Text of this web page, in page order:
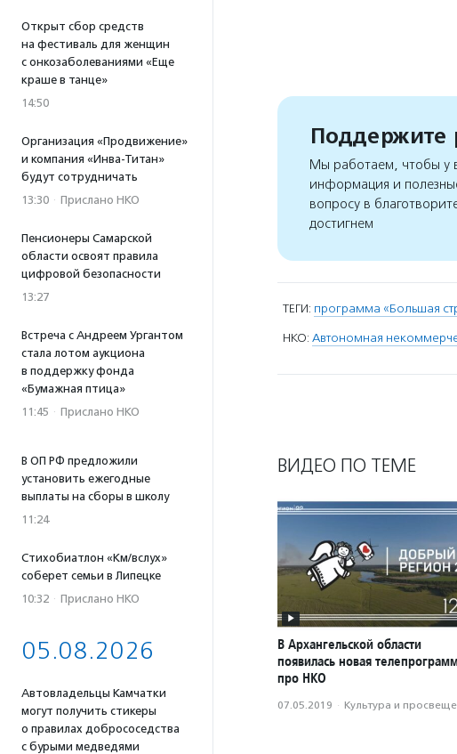
Открыт сбор средств
на фестиваль для женщин
с онкозаболеваниями «Еще
краше в танце»
14:50
Организация «Продвижение»
и компания «Инва-Титан»
будут сотрудничать
13:30 · Прислано НКО
Пенсионеры Самарской
области освоят правила
цифровой безопасности
13:27
Встреча с Андреем Ургантом
стала лотом аукциона
в поддержку фонда
«Бумажная птица»
11:45 · Прислано НКО
В ОП РФ предложили
установить ежегодные
выплаты на сборы в школу
11:24
Стихобиатлон «Км/вслух»
соберет семьи в Липецке
10:32 · Прислано НКО
05.08.2026
Автовладельцы Камчатки
могут получить стикеры
о правилах добрососедства
с бурыми медведями
Поддержите
Мы работаем, чтобы у
информация и
вопросу в
достигнем
ТЕГИ: программа «Большая
НКО: Автономная
ВИДЕО ПО ТЕМЕ
В Архангельской области
появилась новая
про НКО
07.05.2019 · Культура и